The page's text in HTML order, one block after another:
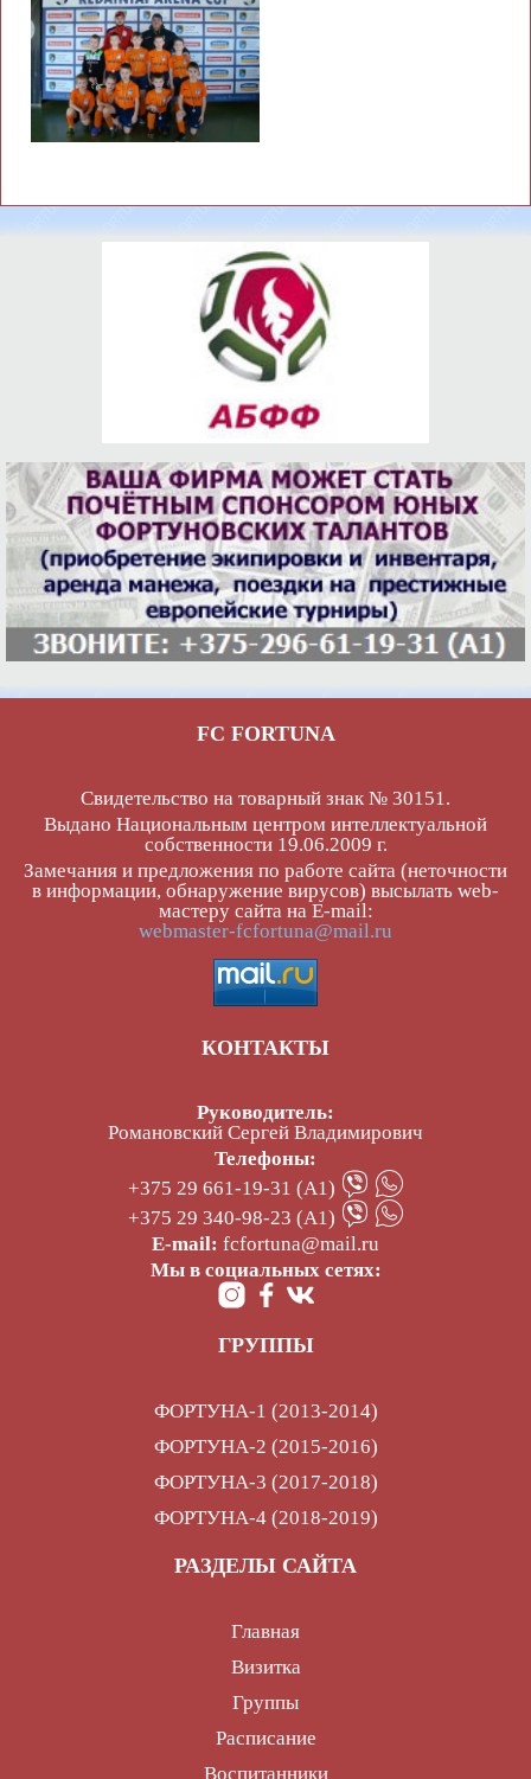
FC FORTUNA
Свидетельство на товарный знак № 30151.
Выдано Национальным центром интеллектуальной
собственности 19.06.2009 г.
Замечания и предложения по работе сайта (неточности
в информации, обнаружение вирусов) высылать web-
мастеру сайта на E-mail:
webmaster-fcfortuna@mail.ru
КОНТАКТЫ
Руководитель:
Романовский Сергей Владимирович
Телефоны:
+375 29 661-19-31 (А1)
+375 29 340-98-23 (А1)
E-mail: fcfortuna@mail.ru
Мы в социальных сетях:
ГРУППЫ
ФОРТУНА-1 (2013-2014)
ФОРТУНА-2 (2015-2016)
ФОРТУНА-3 (2017-2018)
ФОРТУНА-4 (2018-2019)
РАЗДЕЛЫ САЙТА
Главная
Визитка
Группы
Расписание
Воспитанники